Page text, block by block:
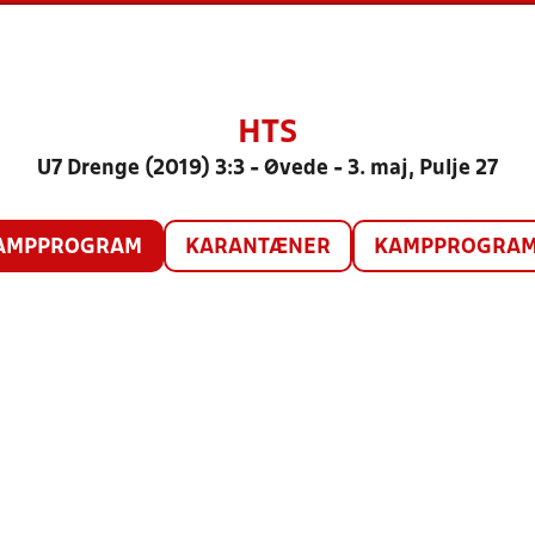
HTS
U7 Drenge (2019) 3:3 - Øvede - 3. maj, Pulje 27
KARANTÆNER